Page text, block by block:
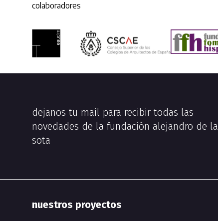
colaboradores
dejanos tu mail para recibir todas las
novedades de la fundación alejandro de la
sota
nuestros proyectos